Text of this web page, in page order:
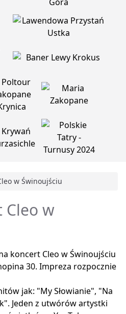
w Świnoujściu
Cleo w
koncert Cleo w Świnoujściu
30. Impreza rozpocznie
jak: "My Słowianie", "Na
Jeden z utwórów artystki